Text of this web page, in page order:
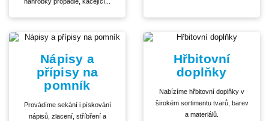
Nápisy a
přípisy na
pomník
Provádíme sekání i pískování
nápisů, zlacení, stříbření a
Hřbitovní
doplňky
Nabízíme hřbitovní doplňky v
širokém sortimentu tvarů, barev
a materiálů.